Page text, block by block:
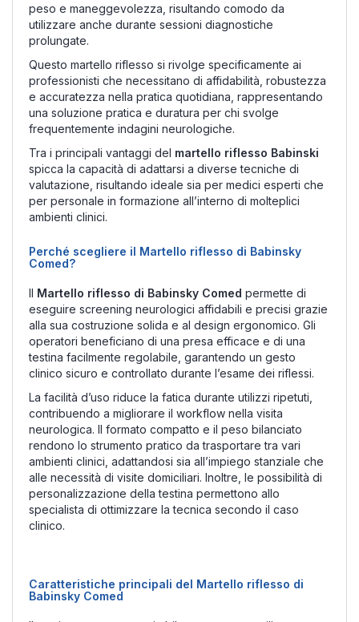
peso e maneggevolezza, risultando comodo da
utilizzare anche durante sessioni diagnostiche
prolungate.
Questo martello riflesso si rivolge specificamente ai
professionisti che necessitano di affidabilità, robustezza
e accuratezza nella pratica quotidiana, rappresentando
una soluzione pratica e duratura per chi svolge
frequentemente indagini neurologiche.
Tra i principali vantaggi del martello riflesso Babinski
spicca la capacità di adattarsi a diverse tecniche di
valutazione, risultando ideale sia per medici esperti che
per personale in formazione all’interno di molteplici
ambienti clinici.
Perché scegliere il Martello riflesso di Babinsky
Comed?
Il Martello riflesso di Babinsky Comed permette di
eseguire screening neurologici affidabili e precisi grazie
alla sua costruzione solida e al design ergonomico. Gli
operatori beneficiano di una presa efficace e di una
testina facilmente regolabile, garantendo un gesto
clinico sicuro e controllato durante l’esame dei riflessi.
La facilità d’uso riduce la fatica durante utilizzi ripetuti,
contribuendo a migliorare il workflow nella visita
neurologica. Il formato compatto e il peso bilanciato
rendono lo strumento pratico da trasportare tra vari
ambienti clinici, adattandosi sia all’impiego stanziale che
alle necessità di visite domiciliari. Inoltre, le possibilità di
personalizzazione della testina permettono allo
specialista di ottimizzare la tecnica secondo il caso
clinico.
Caratteristiche principali del Martello riflesso di
Babinsky Comed